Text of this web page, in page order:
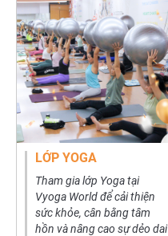
LỚP YOGA
Tham gia lớp Yoga tại
Vyoga World để cải thiện
sức khỏe, cân bằng tâm
hồn và nâng cao sự dẻo dai